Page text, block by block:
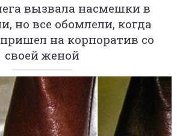
вызвала насмешки в
но все обомлели, когда
на корпоратив со
своей женой